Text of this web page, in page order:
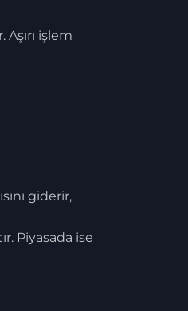
işlem
giderir,
Piyasada ise